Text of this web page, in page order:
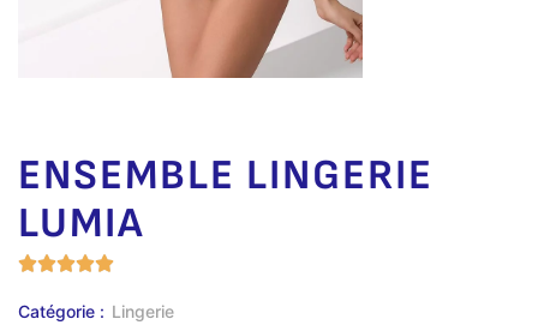
ENSEMBLE LINGERIE
LUMIA
Catégorie : Lingerie